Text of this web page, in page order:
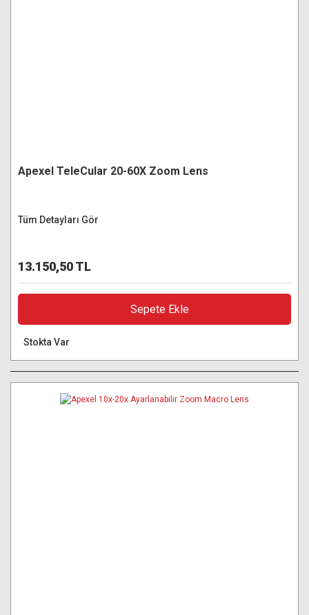
Apexel TeleCular 20-60X Zoom Lens
Tüm Detayları Gör
13.150,50 TL
Sepete Ekle
Stokta Var